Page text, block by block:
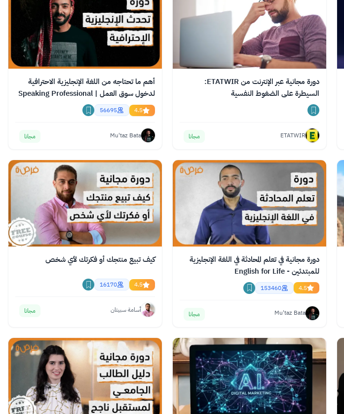
دورة مجانية عبر الإنترنت من ETATWIR:
السيطرة على الضغوط النفسية
ETATWIR مجانا
أهم ما تحتاجه من اللغة الإنجليزية الاحترافية
لدخول سوق العمل | Speaking Professional
English
4.5
56695
Mu'taz Bata مجانا
دورة مجانية في تعلم المحادثة في اللغة الإنجليزية
للمبتدئين - English for Life
4.5
153460
Mu'taz Bata مجانا
كيف تبيع منتجك أو فكرتك لأي شخص
4.5
16170
أسامة سبيتان مجانا